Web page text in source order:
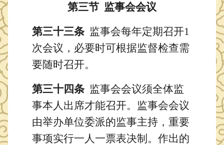
第三节 监事会会议
第三十三条 监事会每年定期召开1
次会议，必要时可根据监督检查需
要随时召开。
第三十四条 监事会会议须全体监
事本人出席才能召开。监事会会议
由举办单位委派的监事主持，重要
事项实行一人一票表决制。作出的